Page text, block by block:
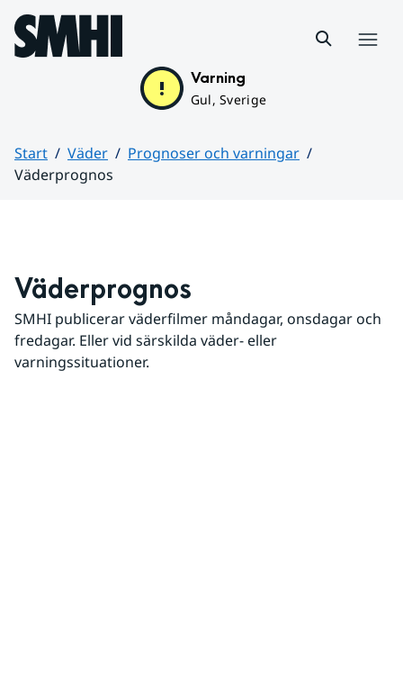
Hoppa till sidans innehåll
Varning
Gul, Sverige
Start Väder
Prognoser och varningar
Väderprognos
Väderprognos
SMHI publicerar väderfilmer måndagar, onsdagar och
fredagar. Eller vid särskilda väder- eller
varningssituationer.